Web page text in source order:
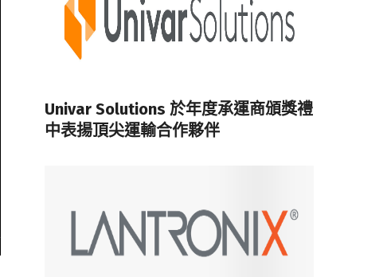
Univar Solutions 於年度承運商頒獎禮
中表揚頂尖運輸合作夥伴